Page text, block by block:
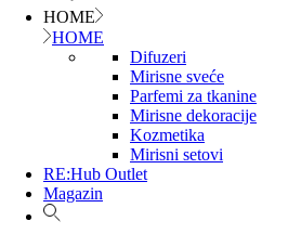
HOME
HOME
Difuzeri
Mirisne sveće
Parfemi za tkanine
Mirisne dekoracije
Kozmetika
Mirisni setovi
RE:Hub Outlet
Magazin